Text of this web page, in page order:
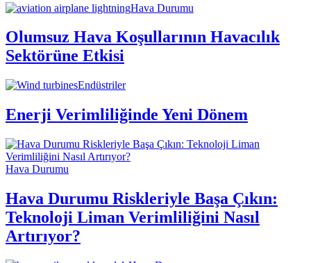
Hava Durumu
Olumsuz Hava Koşullarının Havacılık
Sektörüne Etkisi
Endüstriler
Enerji Verimliliğinde Yeni Dönem
Hava Durumu
Hava Durumu Riskleriyle Başa Çıkın:
Teknoloji Liman Verimliliğini Nasıl
Artırıyor?